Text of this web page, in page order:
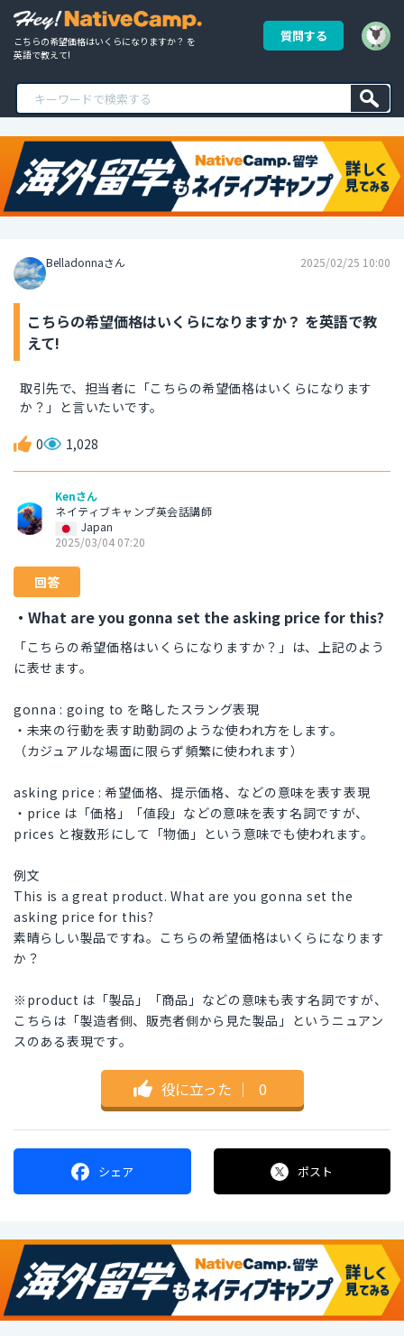
こちらの希望価格はいくらになりますか？ を
英語で教えて!
質問する
Belladonnaさん 2025/02/25 10:00
こちらの希望価格はいくらになりますか？ を英語で教
えて!
取引先で、担当者に「こちらの希望価格はいくらになります
か？」と言いたいです。
0 1,028
Kenさん
ネイティブキャンプ英会話講師
Japan
2025/03/04 07:20
回答
・What are you gonna set the asking price for this?
「こちらの希望価格はいくらになりますか？」は、上記のよう
に表せます。
gonna : going to を略したスラング表現
・未来の行動を表す助動詞のような使われ方をします。
（カジュアルな場面に限らず頻繁に使われます）
asking price : 希望価格、提示価格、などの意味を表す表現
・price は「価格」「値段」などの意味を表す名詞ですが、
prices と複数形にして「物価」という意味でも使われます。
例文
This is a great product. What are you gonna set the
asking price for this?
素晴らしい製品ですね。こちらの希望価格はいくらになります
か？
※product は「製品」「商品」などの意味も表す名詞ですが、
こちらは「製造者側、販売者側から見た製品」というニュアン
スのある表現です。
役に立った ｜ 0
シェア ポスト